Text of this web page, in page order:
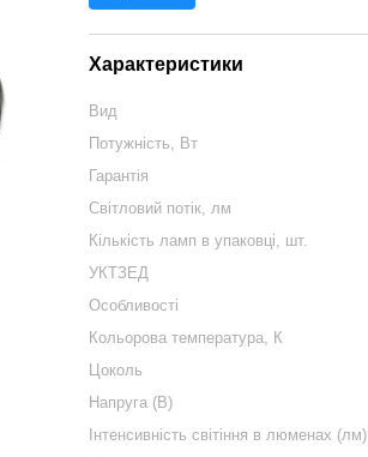
Характеристики
Вид
Потужність, Вт
Гарантія
Світловий потік, лм
Кількість ламп в упаковці, шт.
УКТЗЕД
Особливості
Кольорова температура, К
Цоколь
Напруга (В)
Інтенсивність світіння в люменах (лм)